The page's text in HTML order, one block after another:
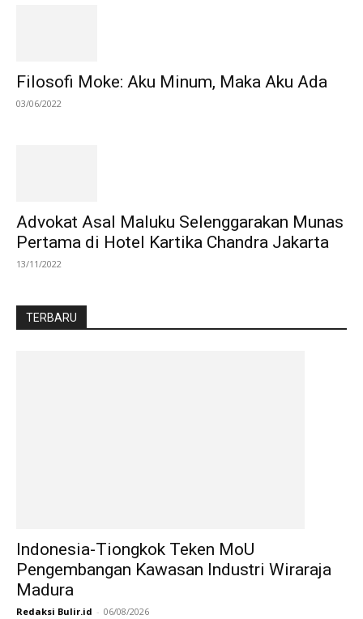
Filosofi Moke: Aku Minum, Maka Aku Ada
03/06/2022
Advokat Asal Maluku Selenggarakan Munas
Pertama di Hotel Kartika Chandra Jakarta
13/11/2022
TERBARU
Indonesia-Tiongkok Teken MoU
Pengembangan Kawasan Industri Wiraraja
Madura
Redaksi Bulir.id - 06/08/2026